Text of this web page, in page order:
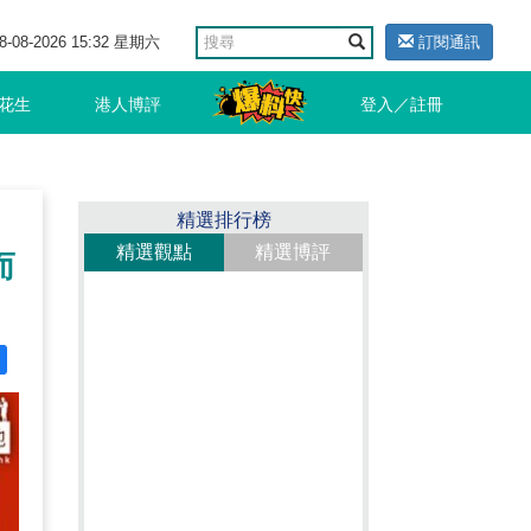
08-2026 15:32 星期六 訂閱通訊
生 港人博評 登入／註冊
精選排行榜
精選觀點
精選博評